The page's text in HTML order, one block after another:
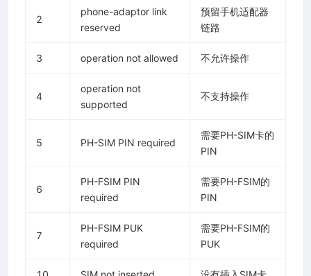
2
phone-adaptor link
reserved
预留手机适配器
链路
3 operation not allowed 不允许操作
4
operation not
supported
不支持操作
5 PH-SIM PIN required
需要PH-SIM卡的
PIN
6
PH-FSIM PIN
required
需要PH-FSIM的
PIN
7
PH-FSIM PUK
required
需要PH-FSIM的
PUK